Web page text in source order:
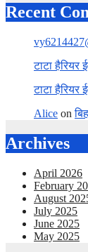
Recent
टाटा हैरियर
टाटा हैरियर
Alice on
Archives
April 2026
February
August
July 2025
June 2025
May 2025